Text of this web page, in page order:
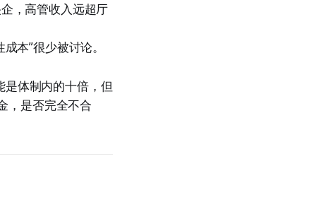
，高管收入远超厅
本”很少被讨论。
体制内的十倍，但
，是否完全不合